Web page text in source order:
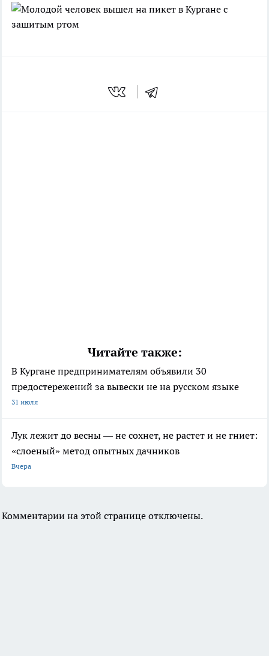
Читайте также:
В Кургане предпринимателям объявили 30
предостережений за вывески не на русском языке
31 июля
Лук лежит до весны — не сохнет, не растет и не гниет:
«слоеный» метод опытных дачников
Вчера
Комментарии на этой странице отключены.